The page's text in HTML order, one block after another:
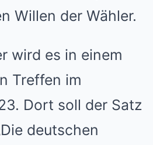
Willen der Wähler.
wird es in einem
Treffen im
Dort soll der Satz
deutschen